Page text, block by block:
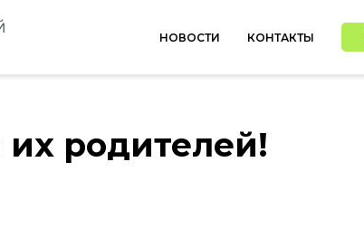
НОВОСТИ КОНТАКТЫ
родителей!